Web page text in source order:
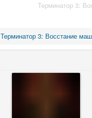
Терминатор 3:
Терминатор 3: Восстание